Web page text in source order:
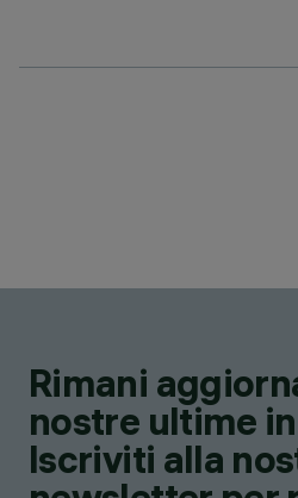
Rimani
nostre ultime
Iscriviti alla